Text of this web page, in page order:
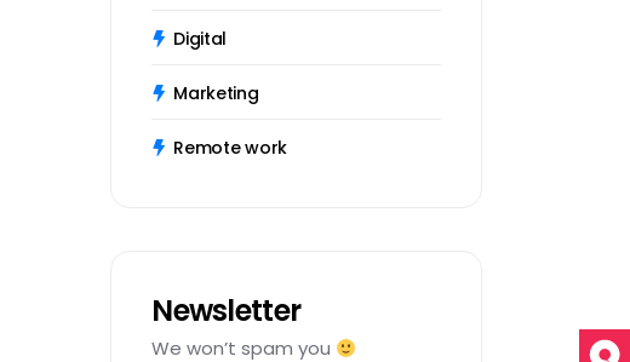
Digital
Marketing
Remote work
Newsletter
We won’t spam you